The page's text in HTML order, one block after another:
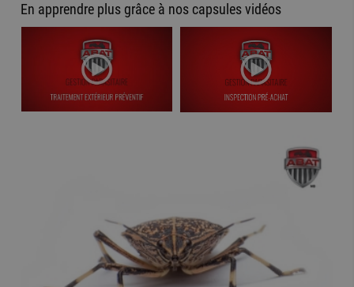
En apprendre plus grâce à nos capsules vidéos